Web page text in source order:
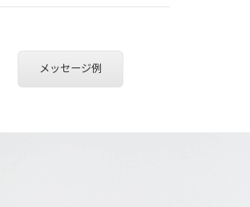
メッセージ例